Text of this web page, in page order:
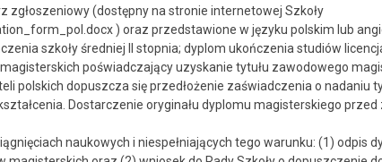
zgłoszeniowy (dostępny na stronie internetowej Szkoły
) oraz przedstawione w języku polskim lub
szkoły średniej II stopnia; dyplom ukończenia studiów
poświadczający uzyskanie tytułu zawodowego
polskich dopuszcza się przedłożenie zaświadczenia o nadaniu
Dostarczenie oryginału dyplomu magisterskiego
naukowych i niespełniających tego warunku: (1) odpis